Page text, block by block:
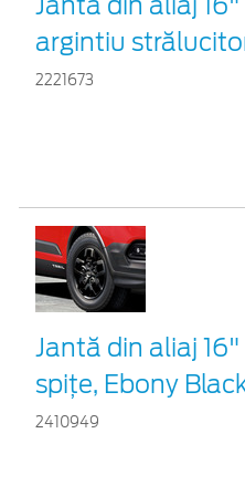
argintiu
2221673
Jantă din aliaj
spițe, Ebony
2410949